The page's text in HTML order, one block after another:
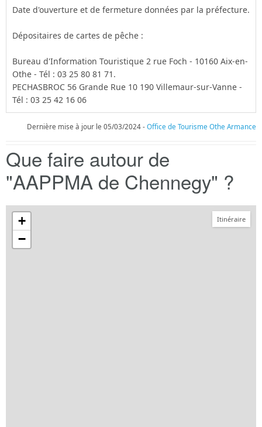
Date d'ouverture et de fermeture données par la préfecture.
Dépositaires de cartes de pêche :
Bureau d'Information Touristique 2 rue Foch - 10160 Aix-en-
Othe - Tél : 03 25 80 81 71.
PECHASBROC 56 Grande Rue 10 190 Villemaur-sur-Vanne -
Tél : 03 25 42 16 06
Dernière mise à jour le 05/03/2024 - Office de Tourisme Othe Armance
Que faire autour de
"AAPPMA de Chennegy" ?
Itinéraire
+
−